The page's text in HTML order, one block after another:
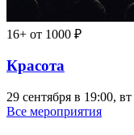
16+ от 1000 ₽
Красота
29 сентября в 19:00, вт
Все мероприятия